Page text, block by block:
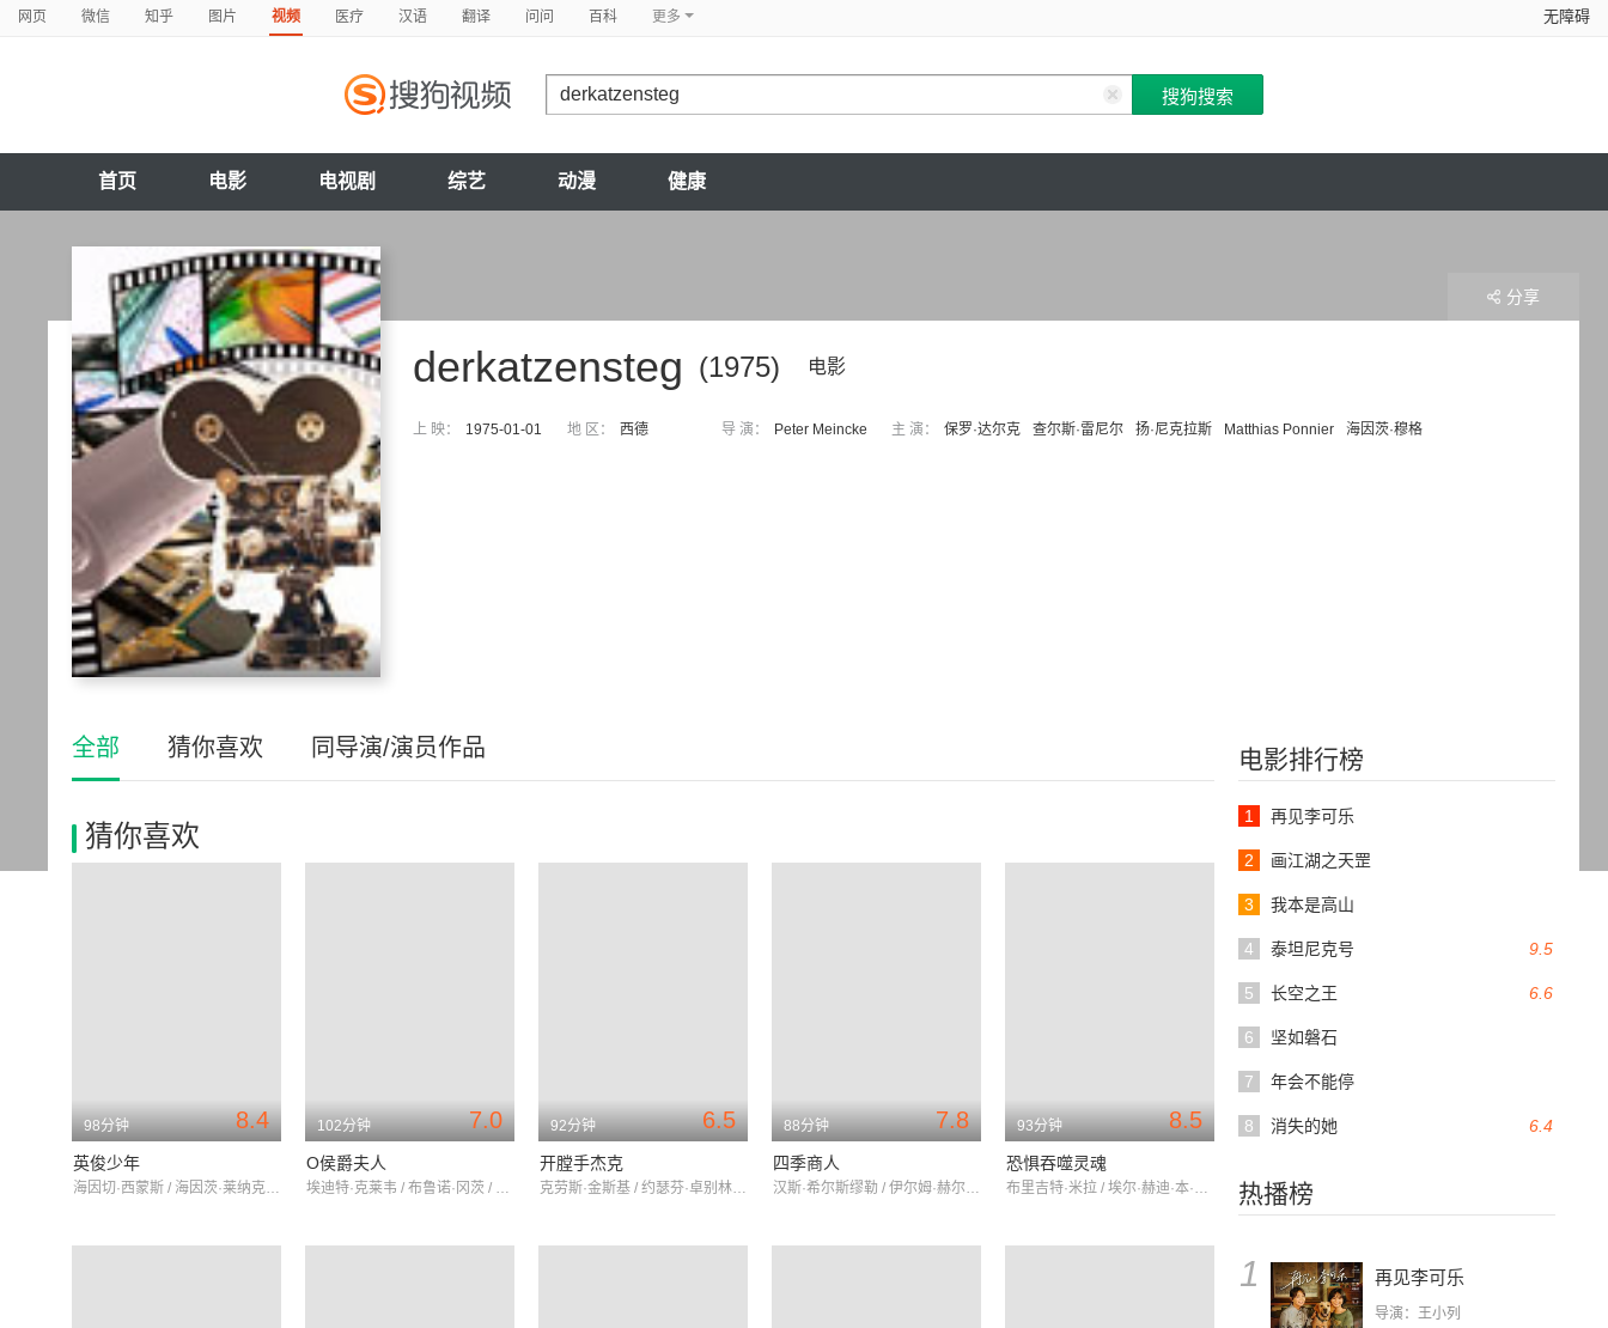
网页 微信 知乎 图片 视频 医疗 汉语 翻译 问问 百科 更多 无障碍
首页 电影 电视剧 综艺 动漫 健康
(1975) 电影
derkatzensteg
上 映： 1975-01-01 地 区： 西德 导 演： Peter Meincke 主 演： 保罗·达尔克 查尔斯·雷尼尔 扬·尼克拉斯 Matthias Ponnier 海因茨·穆格
分享
电影排行榜
1 再见李可乐
2 画江湖之天罡
3 我本是高山
9.5
4 泰坦尼克号
6.6
5 长空之王
6 坚如磐石
7 年会不能停
6.4
8 消失的她
热播榜
1 再见李可乐
导演：王小列
全部 猜你喜欢 同导演/演员作品
猜你喜欢
8.4
98分钟
英俊少年
海因切·西蒙斯 / 海因茨·莱纳克 / 歌琳德·洛克
7.0
102分钟
O侯爵夫人
埃迪特·克莱韦 / 布鲁诺·冈茨 / 埃达赛裴尔
6.5
92分钟
开膛手杰克
克劳斯·金斯基 / 约瑟芬·卓别林 / 莉娜·罗迈
7.8
88分钟
四季商人
汉斯·希尔斯缪勒 / 伊尔姆·赫尔曼 / 汉娜·许古拉
8.5
93分钟
恐惧吞噬灵魂
布里吉特·米拉 / 埃尔·赫迪·本·萨利姆 / 伊尔姆·赫尔曼